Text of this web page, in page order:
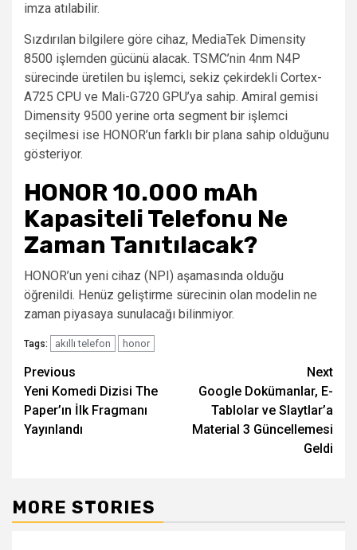
imza atılabilir.
Sızdırılan bilgilere göre cihaz, MediaTek Dimensity
8500 işlemden gücünü alacak. TSMC’nin 4nm N4P
sürecinde üretilen bu işlemci, sekiz çekirdekli Cortex-
A725 CPU ve Mali-G720 GPU’ya sahip. Amiral gemisi
Dimensity 9500 yerine orta segment bir işlemci
seçilmesi ise HONOR’un farklı bir plana sahip olduğunu
gösteriyor.
HONOR 10.000 mAh
Kapasiteli Telefonu Ne
Zaman Tanıtılacak?
HONOR’un yeni cihaz (NPI) aşamasında olduğu
öğrenildi. Henüz geliştirme sürecinin olan modelin ne
zaman piyasaya sunulacağı bilinmiyor.
Tags: akıllı telefon honor
Post
navigation
Previous
Yeni Komedi Dizisi The
Paper’ın İlk Fragmanı
Yayınlandı
Next
Google Dokümanlar, E-
Tablolar ve Slaytlar’a
Material 3 Güncellemesi
Geldi
MORE STORIES